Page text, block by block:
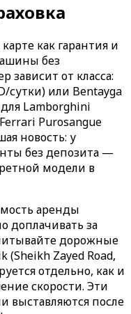
как гарантия и
без
от класса:
сутки) или Bentayga
Lamborghini
Purosangue
новость: у
без депозита —
модели в
аренды
доплачивать за
дорожные
(Sheikh Zayed Road,
отдельно, как и
скорости. Эти
выставляются после